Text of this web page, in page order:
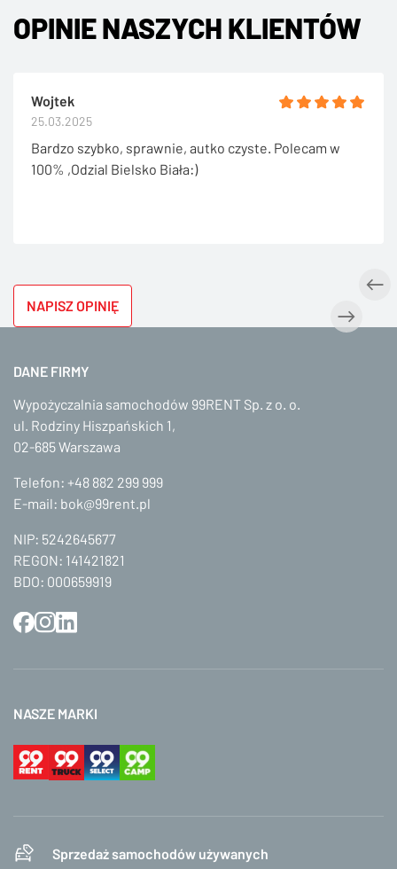
NAPISZ OPINIĘ
OPINIE NASZYCH KLIENTÓW
Wojtek
25.03.2025
Bardzo szybko, sprawnie, autko czyste. Polecam w
100% ,Odzial Bielsko Biała:)
DANE FIRMY
Wypożyczalnia samochodów 99RENT Sp. z o. o.
ul. Rodziny Hiszpańskich 1,
02-685 Warszawa
Telefon: +48 882 299 999
E-mail: bok@99rent.pl
NIP: 5242645677
REGON: 141421821
BDO: 000659919
NASZE MARKI
Sprzedaż samochodów używanych